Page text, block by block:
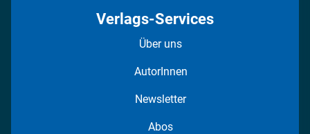
Verlags-Services
Über uns
AutorInnen
Newsletter
Abos